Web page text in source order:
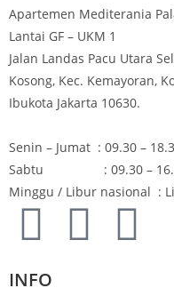
Apartemen Mediterania
Lantai GF – UKM 1
Jalan Landas Pacu Utara
Kosong, Kec. Kemayoran,
Ibukota Jakarta 10630.
Senin – Jumat : 09.30 –
Sabtu : 09.30 –
Minggu / Libur nasional :
INFO